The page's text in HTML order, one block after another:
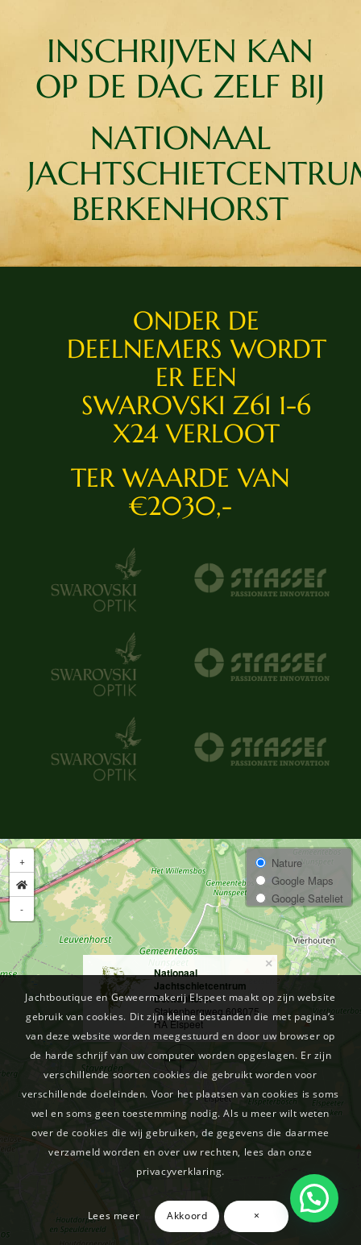
INSCHRIJVEN KAN
OP DE DAG ZELF BIJ
NATIONAAL
BERKENHORST
ONDER DE
DEELNEMERS WORDT
ER EEN
SWAROVSKI Z6I 1-6
X24 VERLOOT
TER WAARDE VAN
€2030,-
Nationaal
Jachtschietcentrum
Berkenhorst
Stakenbergweg 608075
RA Elspeet
×
+
-
Nature
Google Maps
Google Sateliet
Jachtboutique en Geweermakerij Elspeet maakt op zijn website
gebruik van cookies. Dit zijn kleine bestanden die met pagina’s
van deze website worden meegestuurd en door uw browser op
de harde schrijf van uw computer worden opgeslagen. Er zijn
verschillende soorten cookies die gebruikt worden voor
verschillende doeleinden. Voor het plaatsen van cookies is soms
wel en soms geen toestemming nodig. Als u meer wilt weten
over de cookies die wij gebruiken, de gegevens die daarmee
verzameld worden en over uw rechten, lees dan onze
privacyverklaring.
Lees meer Akkoord ×
Waar kunnen we bij helpen?